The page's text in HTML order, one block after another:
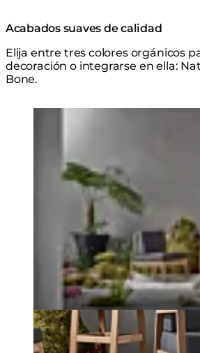
Acabados suaves de calidad
Elija entre tres colores orgánicos
decoración o integrarse en ella:
Bone.